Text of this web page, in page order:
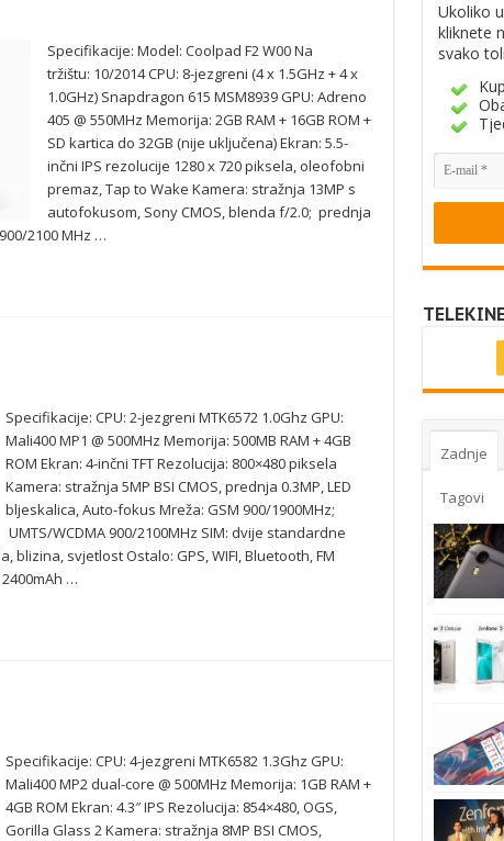
Specifikacije: Model: Coolpad F2 W00 Na
tržištu: 10/2014 CPU: 8-jezgreni (4 x 1.5GHz + 4 x
1.0GHz) Snapdragon 615 MSM8939 GPU: Adreno
405 @ 550MHz Memorija: 2GB RAM + 16GB ROM +
SD kartica do 32GB (nije uključena) Ekran: 5.5-
inčni IPS rezolucije 1280 x 720 piksela, oleofobni
premaz, Tap to Wake Kamera: stražnja 13MP s
autofokusom, Sony CMOS, blenda f/2.0; prednja
2100 MHz …
Specifikacije: CPU: 2-jezgreni MTK6572 1.0Ghz GPU:
Mali400 MP1 @ 500MHz Memorija: 500MB RAM + 4GB
ROM Ekran: 4-inčni TFT Rezolucija: 800×480 piksela
Kamera: stražnja 5MP BSI CMOS, prednja 0.3MP, LED
bljeskalica, Auto-fokus Mreža: GSM 900/1900MHz;
UMTS/WCDMA 900/2100MHz SIM: dvije standardne
blizina, svjetlost Ostalo: GPS, WIFI, Bluetooth, FM
…
Specifikacije: CPU: 4-jezgreni MTK6582 1.3Ghz GPU:
Mali400 MP2 dual-core @ 500MHz Memorija: 1GB RAM +
4GB ROM Ekran: 4.3″ IPS Rezolucija: 854×480, OGS,
Gorilla Glass 2 Kamera: stražnja 8MP BSI CMOS,
Ukoliko
kliknete
svako
Zadnje
Tagovi